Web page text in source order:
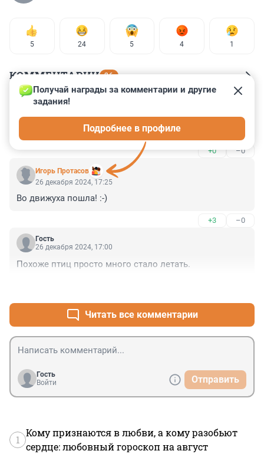
5 24 5 4 1
КОММЕНТАРИИ 26
Гость
+0 –0
Игорь Протасов
Получай награды за комментарии и другие
задания!
Подробнее в профиле
26 декабря 2024, 17:25
Во движуха пошла! :-)
+3 –0
Гость
26 декабря 2024, 17:00
Похоже птиц просто много стало летать.
Читать все комментарии
Гость
Войти
Отправить
1
Кому признаются в любви, а кому разобьют
сердце: любовный гороскоп на август